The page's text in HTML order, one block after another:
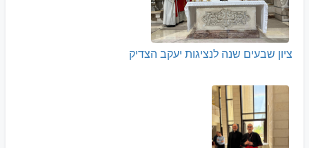
ציון שבעים שנה לנציגות יעקב הצדיק